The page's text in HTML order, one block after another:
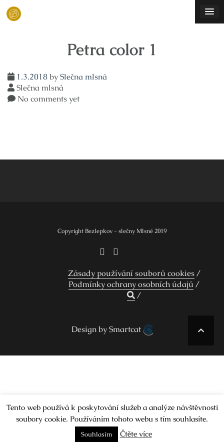
Skip
Petra color 1
1.3.2018bySlečna mlsná
Slečna mlsná
No comments yet
Copyright Bezlepkov - slečny Mlsné 2019
Zásady používání souborů cookies
Podmínky ochrany osobních údajů
Design by Smartcat
Tento web používá k poskytování služeb a analýze návštěvnosti
soubory cookie. Používáním tohoto webu s tím souhlasíte.
Souhlasím Čtěte více